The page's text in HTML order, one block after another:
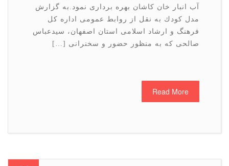
آب انبار خان كاشان بهره برداری نمود.به گزارش
مدل كودك به نقل از روابط عمومی اداره كل
فرهنگ و ارشاد اسلامی استان اصفهان، سیدعباس
صالحی كه به منظور حضور و سخنرانی […]
Read More